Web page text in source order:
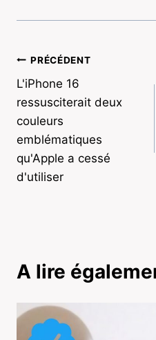
Navigation
de
l’article
PRÉCÉDENT
L'iPhone 16
ressusciterait deux
couleurs
emblématiques
qu'Apple a cessé
d'utiliser
A lire